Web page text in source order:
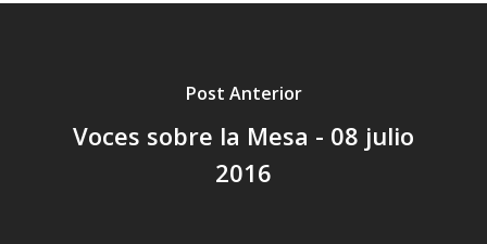
Post Anterior
Voces sobre la Mesa - 08 julio
2016